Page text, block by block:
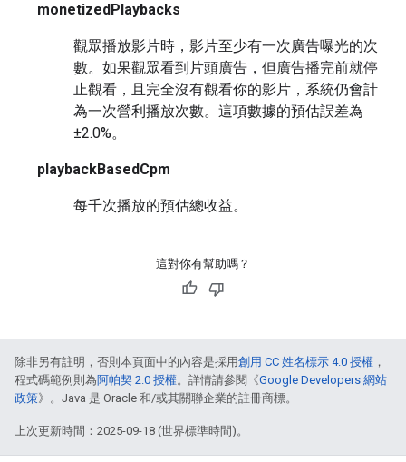
monetizedPlaybacks
觀眾播放影片時，影片至少有一次廣告曝光的次
數。如果觀眾看到片頭廣告，但廣告播完前就停
止觀看，且完全沒有觀看你的影片，系統仍會計
為一次營利播放次數。這項數據的預估誤差為
±2.0%。
playbackBasedCpm
每千次播放的預估總收益。
這對你有幫助嗎？
除非另有註明，否則本頁面中的內容是採用創用 CC 姓名標示 4.0 授權 ，
程式碼範例則為阿帕契 2.0 授權。詳情請參閱《Google Developers 網站
政策》。Java 是 Oracle 和/或其關聯企業的註冊商標。
上次更新時間：2025-09-18 (世界標準時間)。